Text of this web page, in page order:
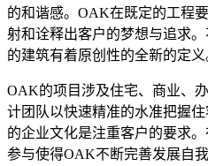
的和谐感。OAK在既定的工程
射和诠释出客户的梦想与追求
的建筑有着原创性的全新的定义
OAK的项目涉及住宅、商业、
计团队以快速精准的水准把握
的企业文化是注重客户的要求
参与使得OAK不断完善发展自